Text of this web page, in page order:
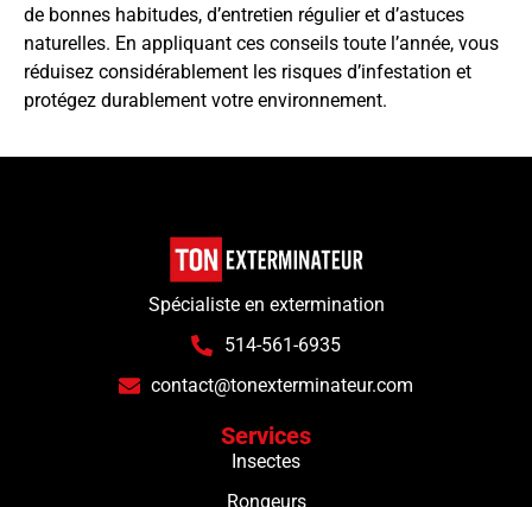
de bonnes habitudes, d’entretien régulier et d’astuces
naturelles. En appliquant ces conseils toute l’année, vous
réduisez considérablement les risques d’infestation et
protégez durablement votre environnement.
Spécialiste en extermination
514-561-6935
contact@tonexterminateur.com
Services
Insectes
Rongeurs